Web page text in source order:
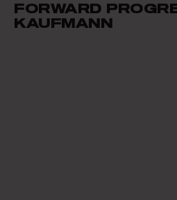
FORWARD
KAUFMANN